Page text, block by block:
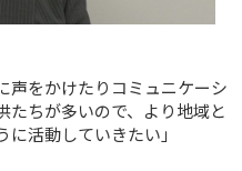
声をかけたりコミュニケーシ
たちが多いので、より地域と
活動していきたい」